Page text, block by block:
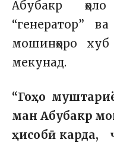
Абубакр ҳоло
“генератор”
мошинҳоро
мекунад.
“Гоҳо
ман Абубакр
ҳисобӣ карда,